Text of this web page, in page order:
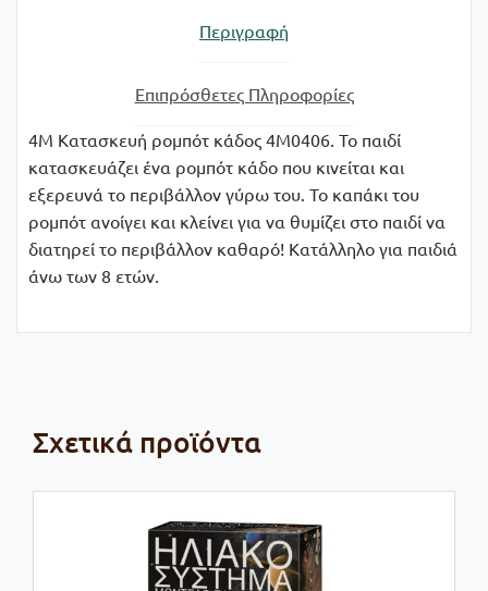
Περιγραφή
Επιπρόσθετες Πληροφορίες
4M Κατασκευή ρομπότ κάδος 4M0406. Το παιδί
κατασκευάζει ένα ρομπότ κάδο που κινείται και
εξερευνά το περιβάλλον γύρω του. Το καπάκι του
ρομπότ ανοίγει και κλείνει για να θυμίζει στο παιδί να
διατηρεί το περιβάλλον καθαρό! Κατάλληλο για παιδιά
άνω των 8 ετών.
Σχετικά προϊόντα